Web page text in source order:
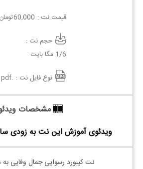
قیمت نت : 60,000تومان
حجم نت :
1/6 مگا بایت
نوع فایل نت : .pdf
مشخصات
ویدئوی آموزش این نت به زودی
نت کیبورد رسوایی جمال وفایی به